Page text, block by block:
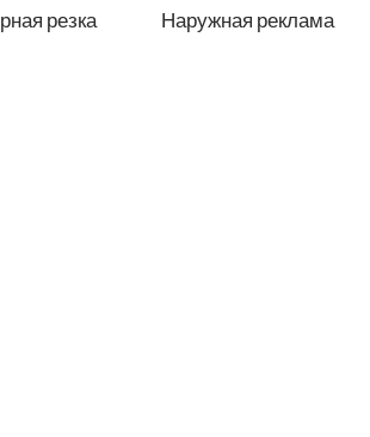
резка Наружная реклама